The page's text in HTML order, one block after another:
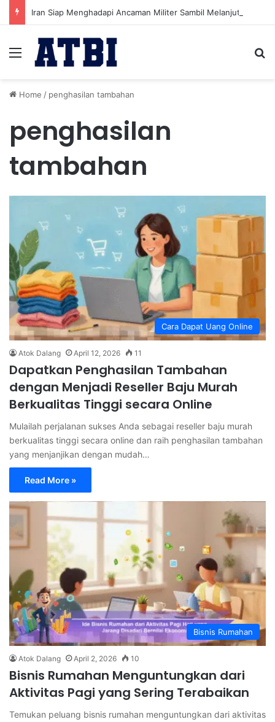
Menu
Home / penghasilan tambahan
penghasilan
tambahan
Cara Dapat Uang Online
Atok Dalang April 12, 2026 11
Dapatkan Penghasilan Tambahan
dengan Menjadi Reseller Baju Murah
Berkualitas Tinggi secara Online
Mulailah perjalanan sukses Anda sebagai reseller baju murah
berkualitas tinggi secara online dan raih penghasilan tambahan
yang menjanjikan dengan mudah…
Read More »
Bisnis Rumahan
Atok Dalang April 2, 2026 10
Bisnis Rumahan Menguntungkan dari
Aktivitas Pagi yang Sering Terabaikan
Temukan peluang bisnis rumahan menguntungkan dari aktivitas